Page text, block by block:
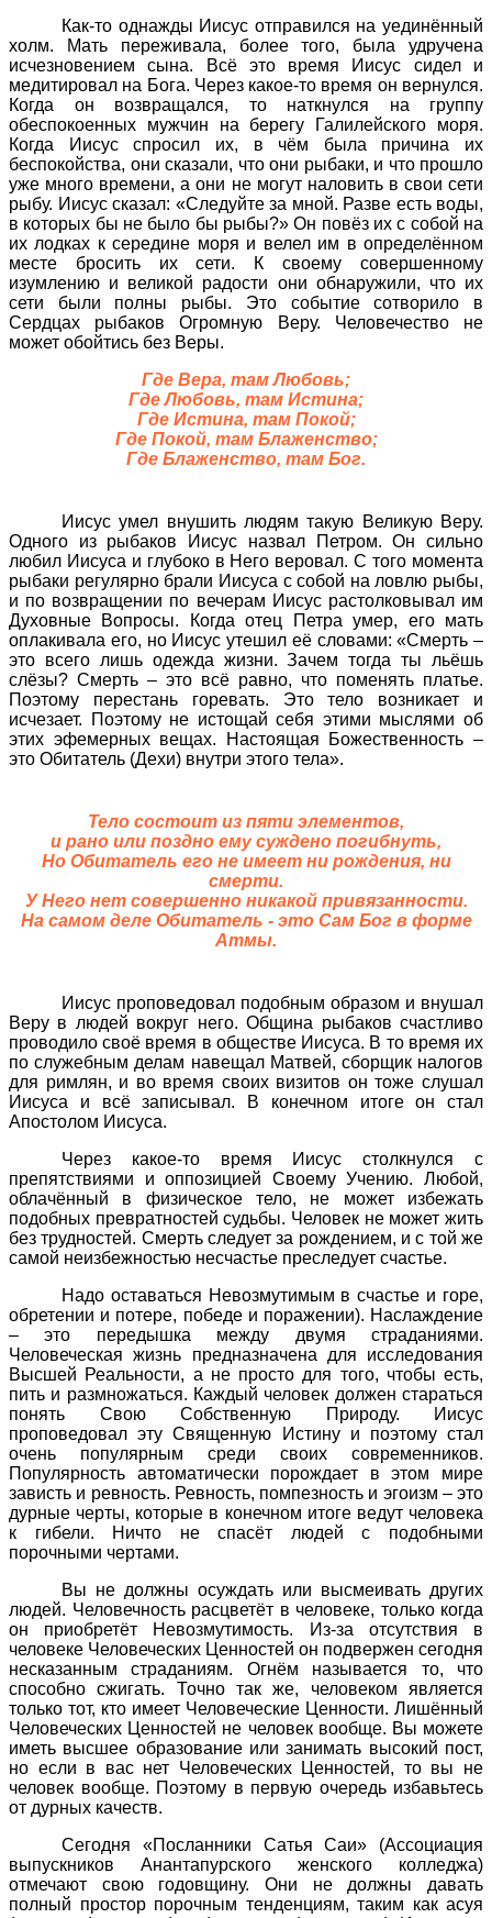
Как-то однажды Иисус отправился на уединённый
холм. Мать переживала, более того, была удручена
исчезновением сына. Всё это время Иисус сидел и
медитировал на Бога. Через какое-то время он вернулся.
Когда он возвращался, то наткнулся на группу
обеспокоенных мужчин на берегу Галилейского моря.
Когда Иисус спросил их, в чём была причина их
беспокойства, они сказали, что они рыбаки, и что прошло
уже много времени, а они не могут наловить в свои сети
рыбу. Иисус сказал: «Следуйте за мной. Разве есть воды,
в которых бы не было бы рыбы?» Он повёз их с собой на
их лодках к середине моря и велел им в определённом
месте бросить их сети. К своему совершенному
изумлению и великой радости они обнаружили, что их
сети были полны рыбы. Это событие сотворило в
Сердцах рыбаков Огромную Веру. Человечество не
может обойтись без Веры.
Где Вера, там Любовь;
Где Любовь, там Истина;
Где Истина, там Покой;
Где Покой, там Блаженство;
Где Блаженство, там Бог.
Иисус умел внушить людям такую Великую Веру.
Одного из рыбаков Иисус назвал Петром. Он сильно
любил Иисуса и глубоко в Него веровал. С того момента
рыбаки регулярно брали Иисуса с собой на ловлю рыбы,
и по возвращении по вечерам Иисус растолковывал им
Духовные Вопросы. Когда отец Петра умер, его мать
оплакивала его, но Иисус утешил её словами: «Смерть –
это всего лишь одежда жизни. Зачем тогда ты льёшь
слёзы? Смерть – это всё равно, что поменять платье.
Поэтому перестань горевать. Это тело возникает и
исчезает. Поэтому не истощай себя этими мыслями об
этих эфемерных вещах. Настоящая Божественность –
это Обитатель (Дехи) внутри этого тела».
Тело состоит из пяти элементов,
и рано или поздно ему суждено погибнуть,
Но Обитатель его не имеет ни рождения, ни
смерти.
У Него нет совершенно никакой привязанности.
На самом деле Обитатель - это Сам Бог в форме
Атмы.
Иисус проповедовал подобным образом и внушал
Веру в людей вокруг него. Община рыбаков счастливо
проводило своё время в обществе Иисуса. В то время их
по служебным делам навещал Матвей, сборщик налогов
для римлян, и во время своих визитов он тоже слушал
Иисуса и всё записывал. В конечном итоге он стал
Апостолом Иисуса.
Через какое-то время Иисус столкнулся с
препятствиями и оппозицией Своему Учению. Любой,
облачённый в физическое тело, не может избежать
подобных превратностей судьбы. Человек не может жить
без трудностей. Смерть следует за рождением, и с той же
самой неизбежностью несчастье преследует счастье.
Надо оставаться Невозмутимым в счастье и горе,
обретении и потере, победе и поражении). Наслаждение
– это передышка между двумя страданиями.
Человеческая жизнь предназначена для исследования
Высшей Реальности, а не просто для того, чтобы есть,
пить и размножаться. Каждый человек должен стараться
понять Свою Собственную Природу. Иисус
проповедовал эту Священную Истину и поэтому стал
очень популярным среди своих современников.
Популярность автоматически порождает в этом мире
зависть и ревность. Ревность, помпезность и эгоизм – это
дурные черты, которые в конечном итоге ведут человека
к гибели. Ничто не спасёт людей с подобными
порочными чертами.
Вы не должны осуждать или высмеивать других
людей. Человечность расцветёт в человеке, только когда
он приобретёт Невозмутимость. Из-за отсутствия в
человеке Человеческих Ценностей он подвержен сегодня
несказанным страданиям. Огнём называется то, что
способно сжигать. Точно так же, человеком является
только тот, кто имеет Человеческие Ценности. Лишённый
Человеческих Ценностей не человек вообще. Вы можете
иметь высшее образование или занимать высокий пост,
но если в вас нет Человеческих Ценностей, то вы не
человек вообще. Поэтому в первую очередь избавьтесь
от дурных качеств.
Сегодня «Посланники Сатья Саи» (Ассоциация
выпускников Анантапурского женского колледжа)
отмечают свою годовщину. Они не должны давать
полный простор порочным тенденциям, таким как асуя